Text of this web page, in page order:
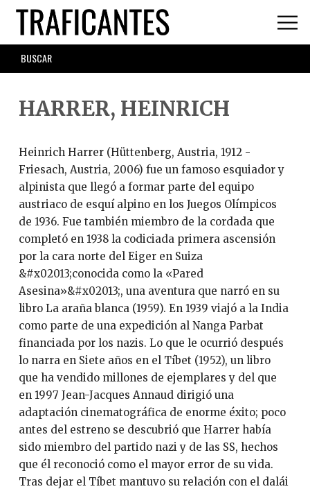
Skip
main
content
SEARCH
FORM
HARRER, HEINRICH
Heinrich Harrer (Hüttenberg, Austria, 1912 -
Friesach, Austria, 2006) fue un famoso esquiador y
alpinista que llegó a formar parte del equipo
austriaco de esquí alpino en los Juegos Olímpicos
de 1936. Fue también miembro de la cordada que
completó en 1938 la codiciada primera ascensión
por la cara norte del Eiger en Suiza
&#x02013;conocida como la «Pared
Asesina»&#x02013;, una aventura que narró en su
libro La araña blanca (1959). En 1939 viajó a la India
como parte de una expedición al Nanga Parbat
financiada por los nazis. Lo que le ocurrió después
lo narra en Siete años en el Tíbet (1952), un libro
que ha vendido millones de ejemplares y del que
en 1997 Jean-Jacques Annaud dirigió una
adaptación cinematográfica de enorme éxito; poco
antes del estreno se descubrió que Harrer había
sido miembro del partido nazi y de las SS, hechos
que él reconoció como el mayor error de su vida.
Tras dejar el Tíbet mantuvo su relación con el dalái